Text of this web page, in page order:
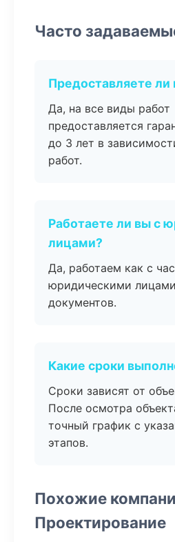
Часто
Предоставляете ли
Да, на все виды работ
предоставляется
до 3 лет в
работ.
Работаете ли вы с
лицами?
Да, работаем как с
юридическими
документов.
Какие сроки
Сроки зависят от
После осмотра
точный график с
этапов.
Похожие
Проектирование